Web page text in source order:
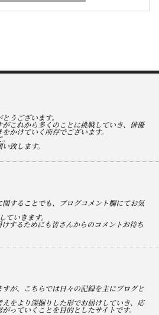
うございます。
これから多くのことに挑戦していき、俳優
かけていく所存でございます。
致します。
することでも、ブログコメント欄にてお気
いきます。
するためにも皆さんからのコメントお待ち
が、こちらでは日々の記録を主にブログと
をより深掘りした形でお届けしていき、応
っていくことを目的としたサイトです。